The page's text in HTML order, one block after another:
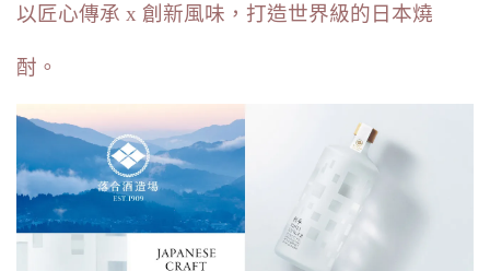
以匠心傳承 x 創新風味，打造世界級的日本燒
酎。